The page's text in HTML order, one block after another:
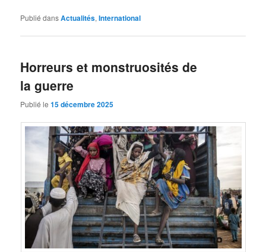
Publié dansActualités,International
Horreurs et monstruosités de
la guerre
Publié le15 décembre 2025